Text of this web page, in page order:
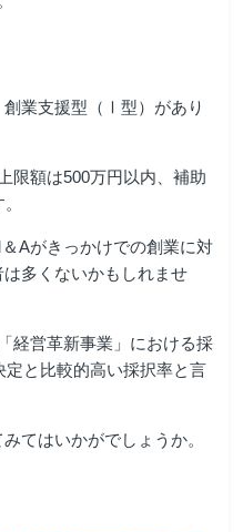
創業支援型（Ⅰ型）があり
限額は500万円以内、補助
Aがきっかけでの創業に対
多くないかもしれませ
経営革新事業」における採
と比較的高い採択率と言
てはいかがでしょうか。